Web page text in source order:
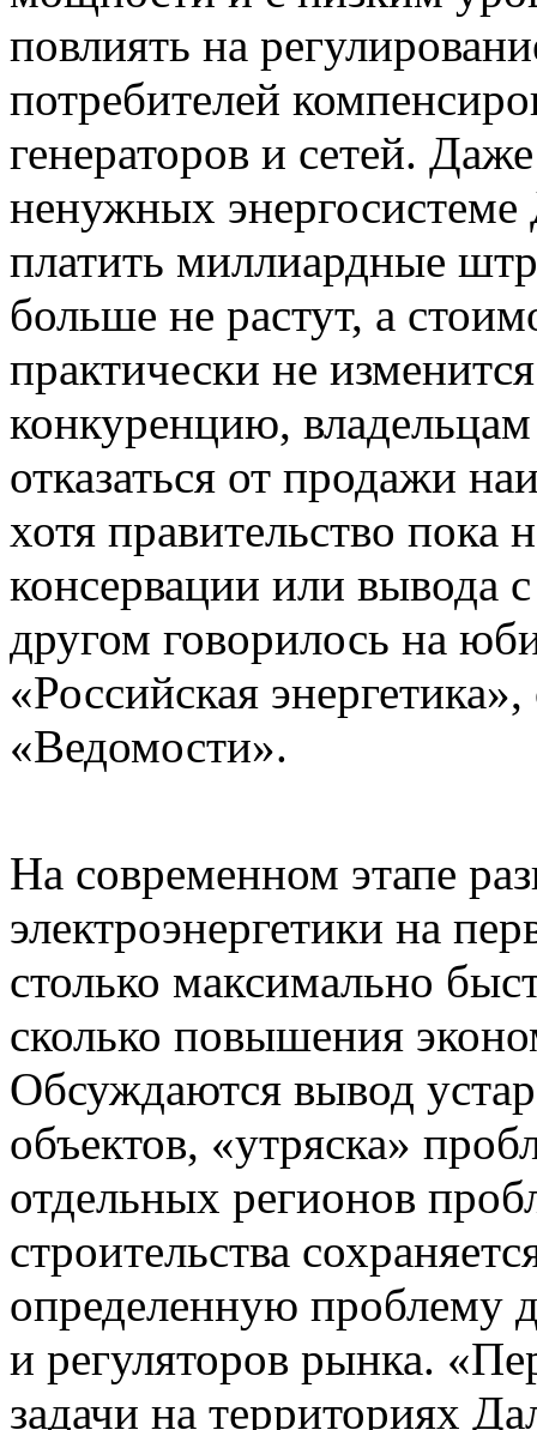
повлиять на
потребителей
генераторов и сетей.
ненужных
платить миллиардные
больше не растут, а
практически не
конкуренцию,
отказаться от продажи
хотя правительство пока
консервации или вывода
другом говорилось на
«Российская
«Ведомости».
На современном этапе
электроэнергетики на
столько максимально
сколько повышения
Обсуждаются вывод
объектов, «утряска»
отдельных регионов
строительства
определенную проблему
и регуляторов рынка.
задачи на территориях